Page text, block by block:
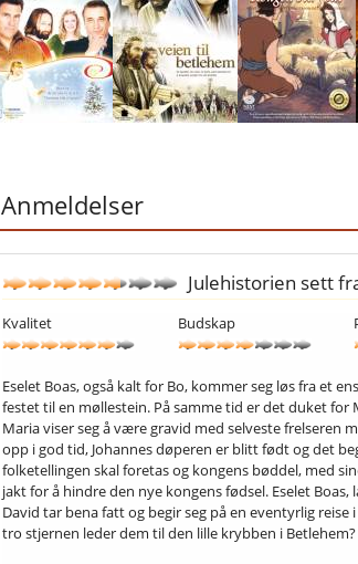
Anmeldelser
Julehistorien sett
Kvalitet Budskap
Eselet Boas, også kalt for Bo, kommer seg løs fra et
festet til en møllestein. På samme tid er det duket for
Maria viser seg å være gravid med selveste frelseren
opp i god tid, Johannes døperen er blitt født og det
folketellingen skal foretas og kongens bøddel, med
jakt for å hindre den nye kongens fødsel. Eselet
David tar bena fatt og begir seg på en eventyrlig reise
tro stjernen leder dem til den lille krybben i Betlehem?